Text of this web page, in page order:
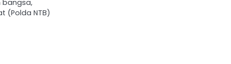
bangsa,
(Polda NTB)